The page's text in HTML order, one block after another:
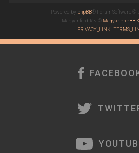
Powered by phpBB® Forum Software ©
Magyar fordítás © Magyar phpBB
PRIVACY_LINK|